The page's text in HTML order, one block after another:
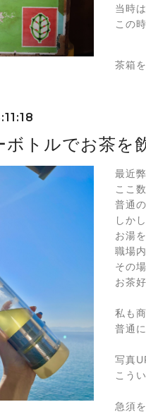
当時
この
茶箱
ボトルでお茶を
最近
ここ
普通
しか
お湯
職場
その
お茶
私も
普通
写真
こう
急須